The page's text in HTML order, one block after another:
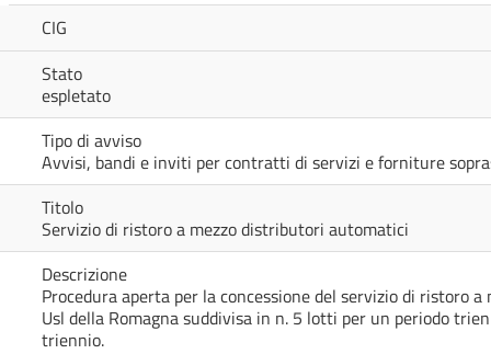
CIG
Stato
espletato
Tipo di avviso
Avvisi, bandi e inviti per contratti di servizi e forniture
Titolo
Servizio di ristoro a mezzo distributori automatici
Descrizione
Procedura aperta per la concessione del servizio di ristoro
Usl della Romagna suddivisa in n. 5 lotti per un periodo
triennio.